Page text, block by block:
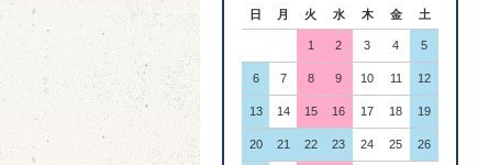
日 月 火 水 木 金 土
1 2 3 4 5
6 7 8 9 10 11 12
13 14 15 16 17 18 19
20 21 22 23 24 25 26